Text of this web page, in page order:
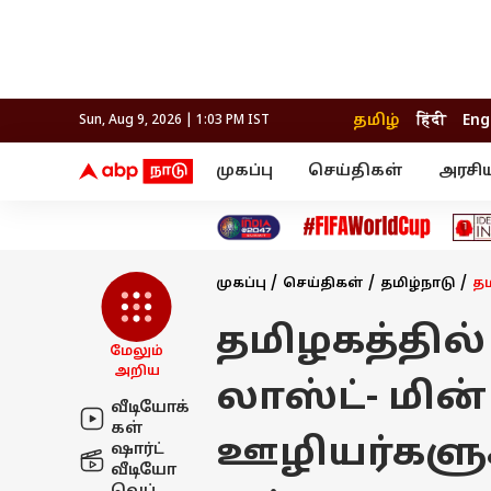
Sun, Aug 9, 2026 | 1:03 PM IST தமிழ் हिंदी
முகப்பு செய்திகள்
கோவை
மதுரை
சேலம்
திருச்சி
இந்தியா
உலகம்
வேலூர்
காஞ்சிபுரம்
செங்கல்பட்டு
திருவண்ணாமலை
மயிலாடுதுறை
உணவு
மேலும்
அறிய
வீடியோக்
கள்
ஷார்ட்
வீடியோ
முகப்பு செய்திகள் தமிழ்நாடு
லாஸ்ட்- மின்